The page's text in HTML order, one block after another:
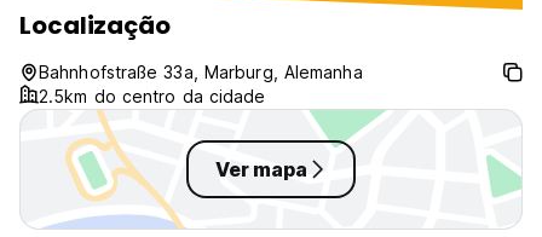
Localização
Bahnhofstraße 33a, Marburg, Alemanha
2.5km do centro da cidade
Ver mapa